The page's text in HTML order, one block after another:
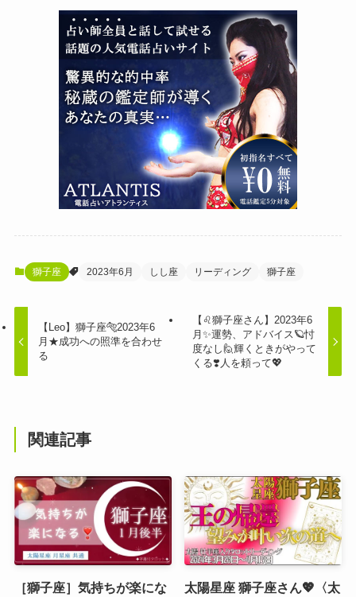
獅子座 2023年6月 しし座 リーディング 獅子座
【Leo】獅子座🐅2023年6
月★成功への照準を合わせ
る
【♌獅子座さん】2023年6
月✨運勢、アドバイス🪐忖
度なし🙋輝くときがやって
くる❣️人を頼って💖
関連記事
［獅子座］気持ちが楽にな
太陽星座 獅子座さん💖〈太